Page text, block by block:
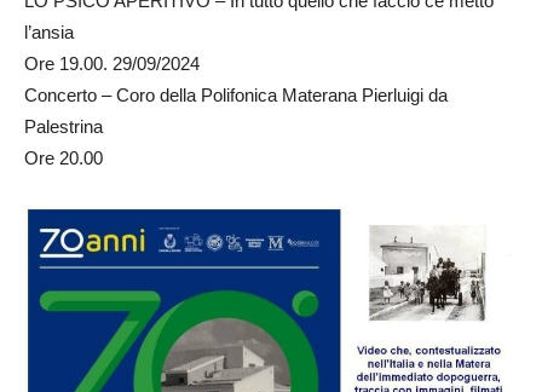
l’ansia
Ore 19.00. 29/09/2024
Concerto – Coro della Polifonica Materana Pierluigi da
Palestrina
Ore 20.00